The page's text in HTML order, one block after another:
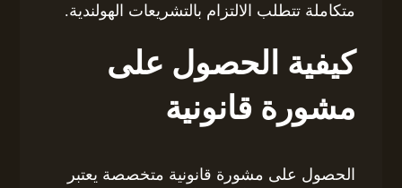
متكاملة تتطلب الالتزام بالتشريعات الهولندية.
كيفية الحصول على
مشورة قانونية
الحصول على مشورة قانونية متخصصة يعتبر